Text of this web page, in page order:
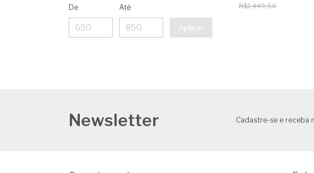
De Até
Aplicar
R$1.449,50
Newsletter Cadastre-se e receba